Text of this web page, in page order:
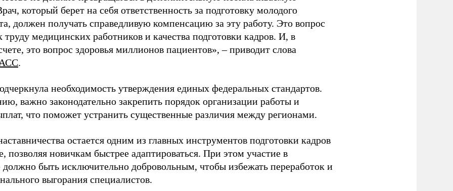
который берет на себя ответственность за подготовку молодого
должен получать справедливую компенсацию за эту работу. Это вопрос
труду медицинских работников и качества подготовки кадров. И, в
это вопрос здоровья миллионов пациентов», – приводит слова
.
необходимость утверждения единых федеральных стандартов.
важно законодательно закрепить порядок организации работы и
что поможет устранить существенные различия между регионами.
остается одним из главных инструментов подготовки кадров
позволяя новичкам быстрее адаптироваться. При этом участие в
быть исключительно добровольным, чтобы избежать переработок и
выгорания специалистов.